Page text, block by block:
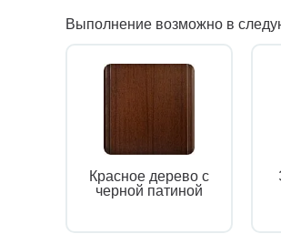
Выполнение возможно в
Красное дерево с
черной патиной